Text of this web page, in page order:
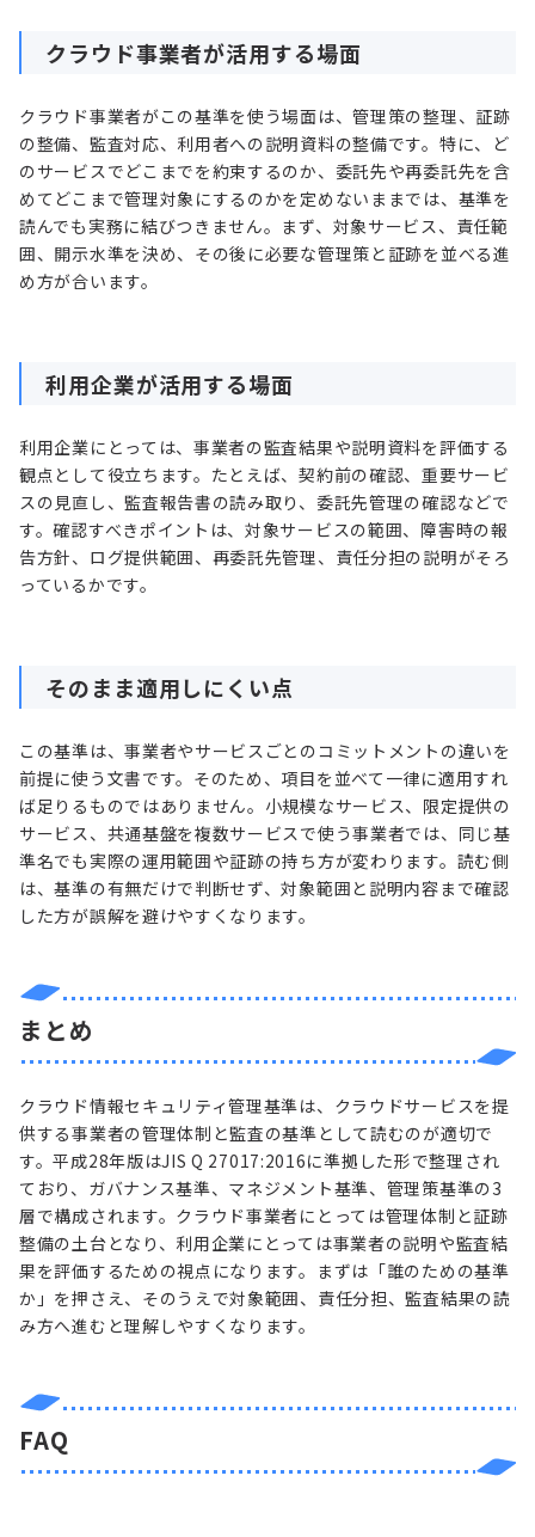
クラウド事業者が活用する場面
クラウド事業者がこの基準を使う場面は、管理策の整理、証跡
の整備、監査対応、利用者への説明資料の整備です。特に、ど
のサービスでどこまでを約束するのか、委託先や再委託先を含
めてどこまで管理対象にするのかを定めないままでは、基準を
読んでも実務に結びつきません。まず、対象サービス、責任範
囲、開示水準を決め、その後に必要な管理策と証跡を並べる進
め方が合います。
利用企業が活用する場面
利用企業にとっては、事業者の監査結果や説明資料を評価する
観点として役立ちます。たとえば、契約前の確認、重要サービ
スの見直し、監査報告書の読み取り、委託先管理の確認などで
す。確認すべきポイントは、対象サービスの範囲、障害時の報
告方針、ログ提供範囲、再委託先管理、責任分担の説明がそろ
っているかです。
そのまま適用しにくい点
この基準は、事業者やサービスごとのコミットメントの違いを
前提に使う文書です。そのため、項目を並べて一律に適用すれ
ば足りるものではありません。小規模なサービス、限定提供の
サービス、共通基盤を複数サービスで使う事業者では、同じ基
準名でも実際の運用範囲や証跡の持ち方が変わります。読む側
は、基準の有無だけで判断せず、対象範囲と説明内容まで確認
した方が誤解を避けやすくなります。
まとめ
クラウド情報セキュリティ管理基準は、クラウドサービスを提
供する事業者の管理体制と監査の基準として読むのが適切で
す。平成28年版はJIS Q 27017:2016に準拠した形で整理され
ており、ガバナンス基準、マネジメント基準、管理策基準の3
層で構成されます。クラウド事業者にとっては管理体制と証跡
整備の土台となり、利用企業にとっては事業者の説明や監査結
果を評価するための視点になります。まずは「誰のための基準
か」を押さえ、そのうえで対象範囲、責任分担、監査結果の読
み方へ進むと理解しやすくなります。
FAQ